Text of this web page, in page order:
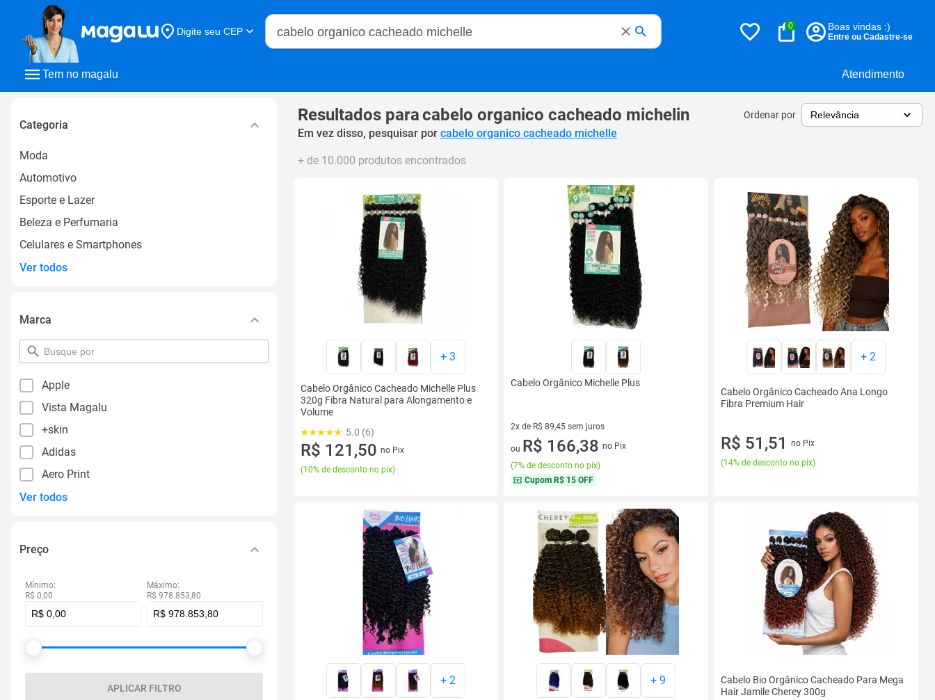
Tem no magalu Atendimento
Digite seu CEP
Buscar no Magalu
0 Boas vindas :)
Entre ou Cadastre-se
Categoria
Moda
Automotivo
Esporte e Lazer
Beleza e Perfumaria
Celulares e Smartphones
Ver todos
Marca
pesquisar
por
Apple
Vista Magalu
+skin
Adidas
Aero Print
Ver todos
Preço
Mínimo:
R$ 0,00
Máximo:
R$ 978.853,80
APLICAR FILTRO
Resultados paracabelo organico cacheado michelin Ordenar por
Em vez disso, pesquisar por cabelo organico cacheado michelle
+ de 10.000 produtos encontrados
+ 3
Cabelo Orgânico Cacheado Michelle Plus
320g Fibra Natural para Alongamento e
Volume
5.0 (6)
R$ 121,50 no Pix
(10% de desconto no pix)
Cabelo Orgânico Michelle Plus
2x de R$ 89,45 sem juros
2 vez de R$ 89,45 sem juros
ou R$ 166,38 no Pix
(7% de desconto no pix)
Cupom R$ 15 OFF
+ 2
Cabelo Orgânico Cacheado Ana Longo
Fibra Premium Hair
R$ 51,51
no Pix
(14% de desconto no pix)
+ 2 + 9
Cabelo Bio Orgânico Cacheado Para Mega
Hair Jamile Cherey 300g